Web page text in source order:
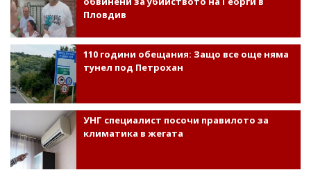
Пловдив
110 години обещания: Защо все още няма
тунел под Петрохан
УНГ специалист посочи правилото за
климатика в жегата